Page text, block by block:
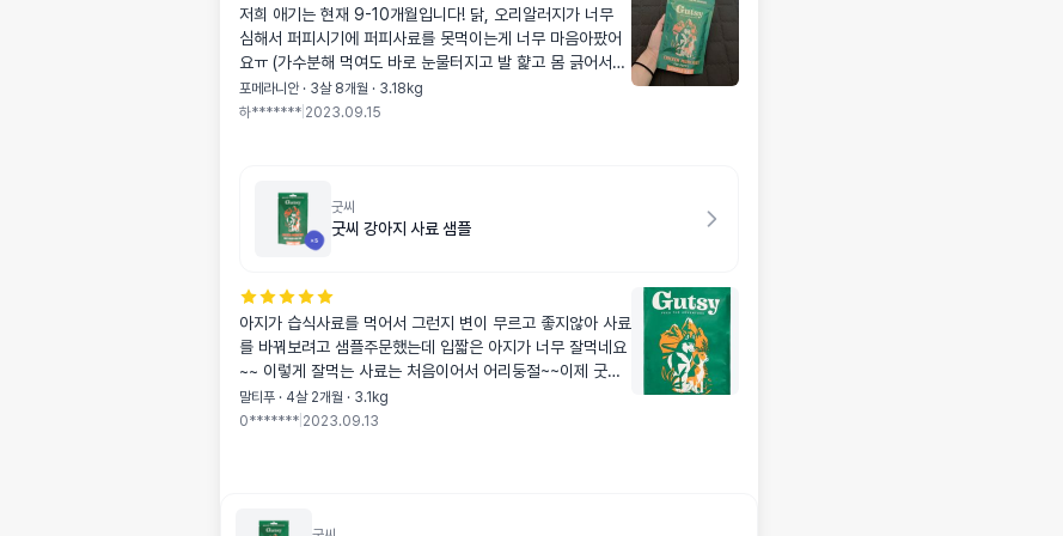
저희 애기는 현재 9-10개월입니다! 닭, 오리알러지가 너무
심해서 퍼피시기에 퍼피사료를 못먹이는게 너무 마음아팠어
요ㅠ (가수분해 먹여도 바로 눈물터지고 발 햝고 몸 긁어서요)
굿씨는 곤충사료지만 닭이 포함되어있어서 혹시몰라 샘플 주
문해봤는데 눈물터짐 전혀 없고 너무너무 잘 먹어주더라구요
포메라니안 · 3살 8개월 · 3.18kg
하******* 2023.09.15
굿씨
굿씨 강아지 사료 샘플
아지가 습식사료를 먹어서 그런지 변이 무르고 좋지않아 사료
를 바꿔보려고 샘플주문했는데 입짧은 아지가 너무 잘먹네요
~~ 이렇게 잘먹는 사료는 처음이어서 어리둥절~~이제 굿씨
로 정착하려고 해요..
말티푸 · 4살 2개월 · 3.1kg
0******* 2023.09.13